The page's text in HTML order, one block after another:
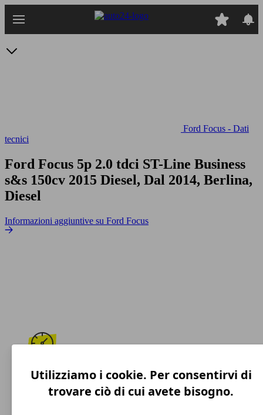
Ford Focus - Dati
tecnici
Ford Focus 5p 2.0 tdci ST-Line Business
s&s 150cv 2015 Diesel, Dal 2014, Berlina,
Diesel
Informazioni aggiuntive su Ford Focus
212 km/h
Velocità massima
Utilizziamo i cookie. Per consentirvi di
trovare ciò di cui avete bisogno.